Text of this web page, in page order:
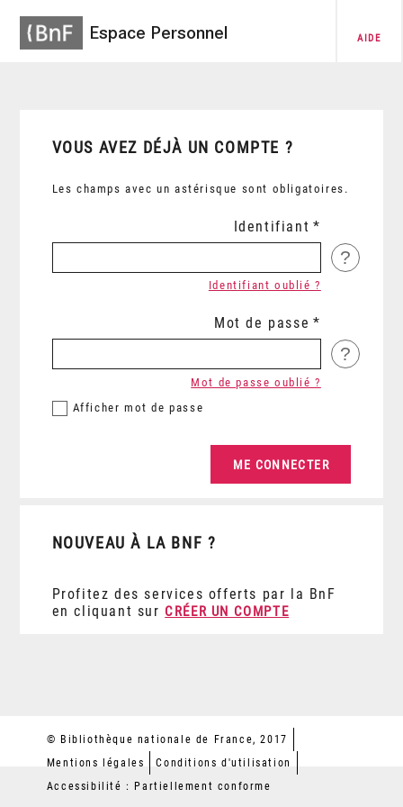
Espace Personnel AIDE
VOUS AVEZ DÉJÀ UN COMPTE ?
Les champs avec un astérisque sont obligatoires.
Identifiant
?
Identifiant oublié ?
Mot de passe
?
Afficher mot de passe
Mot de passe oublié ?
NOUVEAU À LA BNF ?
Profitez des services offerts par la BnF
en cliquant sur CRÉER UN COMPTE
© Bibliothèque nationale de France, 2017
Mentions légales
Conditions d'utilisation
Accessibilité : Partiellement conforme